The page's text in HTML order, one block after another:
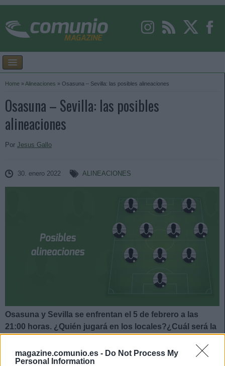
magazine.comunio.es - Do Not Process My
Personal Information
Home »Alineaciones » Osasuna – Sevilla: las posibles alineaciones
Osasuna – Sevilla: las posibles
alineaciones
Por Jesus Gallo
30. enero 2022 ALINEACIONES
Osasuna y Sevilla se enfrentan el 5 de febrero a las
21:00 horas. ¿Quién jugará en los locales?¿Cuál será la
posibles alineaciones del Osasuna-Sevilla.